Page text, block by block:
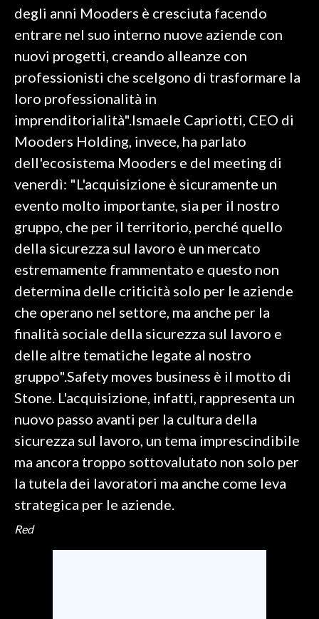
ANNUNCI
NECROLOGI
PUBBLICITÀ
SPIAGGE
STORE
degli anni Mooders è cresciuta facendo
entrare nel suo interno nuove aziende con
nuovi progetti, creando alleanze con
professionisti che scelgono di trasformare la
loro professionalità in
imprenditorialità".Ismaele Capriotti, CEO di
Mooders Holding, invece, ha parlato
dell'ecosistema Mooders e del meeting di
venerdì: "L'acquisizione è sicuramente un
evento molto importante, sia per il nostro
gruppo, che per il territorio, perché quello
della sicurezza sul lavoro è un mercato
estremamente frammentato e questo non
determina delle criticità solo per le aziende
che operano nel settore, ma anche per la
finalità sociale della sicurezza sul lavoro e
delle altre tematiche legate al nostro
gruppo".Safety moves business è il motto di
Stone. L'acquisizione, infatti, rappresenta un
nuovo passo avanti per la cultura della
sicurezza sul lavoro, un tema imprescindibile
ma ancora troppo sottovalutato non solo per
la tutela dei lavoratori ma anche come leva
strategica per le aziende.
Red